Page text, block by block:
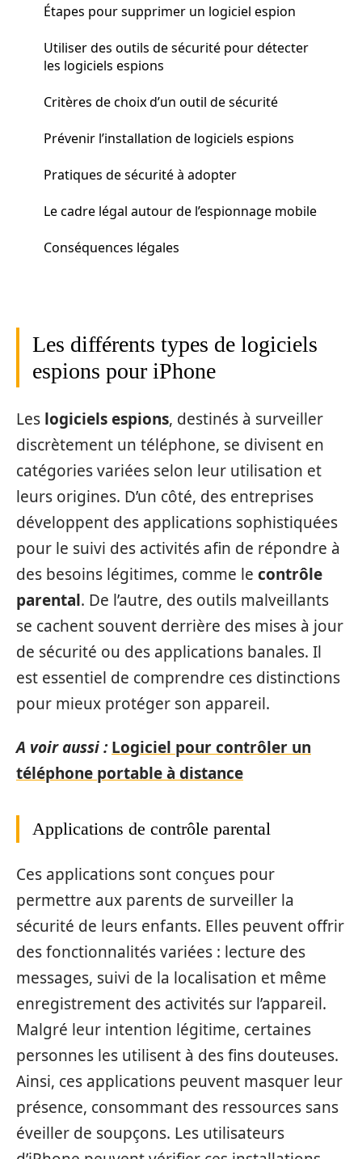
Étapes pour supprimer un logiciel espion
Utiliser des outils de sécurité pour détecter
les logiciels espions
Critères de choix d’un outil de sécurité
Prévenir l’installation de logiciels espions
Pratiques de sécurité à adopter
Le cadre légal autour de l’espionnage mobile
Conséquences légales
Les différents types de logiciels
espions pour iPhone
Les logiciels espions, destinés à surveiller
discrètement un téléphone, se divisent en
catégories variées selon leur utilisation et
leurs origines. D’un côté, des entreprises
développent des applications sophistiquées
pour le suivi des activités afin de répondre à
des besoins légitimes, comme le contrôle
parental. De l’autre, des outils malveillants
se cachent souvent derrière des mises à jour
de sécurité ou des applications banales. Il
est essentiel de comprendre ces distinctions
pour mieux protéger son appareil.
A voir aussi : Logiciel pour contrôler un
téléphone portable à distance
Applications de contrôle parental
Ces applications sont conçues pour
permettre aux parents de surveiller la
sécurité de leurs enfants. Elles peuvent offrir
des fonctionnalités variées : lecture des
messages, suivi de la localisation et même
enregistrement des activités sur l’appareil.
Malgré leur intention légitime, certaines
personnes les utilisent à des fins douteuses.
Ainsi, ces applications peuvent masquer leur
présence, consommant des ressources sans
éveiller de soupçons. Les utilisateurs